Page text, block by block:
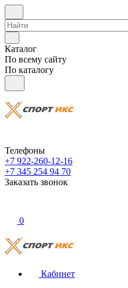
Каталог
По всему сайту
По каталогу
Телефоны
+7 922-260-12-16
+7 345 254 94 70
Заказать звонок
0
Кабинет